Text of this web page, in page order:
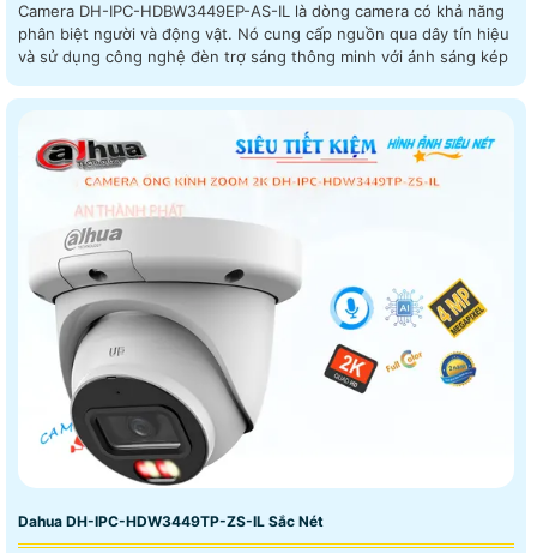
Camera DH-IPC-HDBW3449EP-AS-IL là dòng camera có khả năng
phân biệt người và động vật. Nó cung cấp nguồn qua dây tín hiệu
và sử dụng công nghệ đèn trợ sáng thông minh với ánh sáng kép
Dahua DH-IPC-HDW3449TP-ZS-IL Sắc Nét